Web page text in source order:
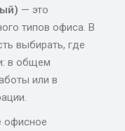
— это
типов офиса. В
выбирать, где
в общем
или в
офисное